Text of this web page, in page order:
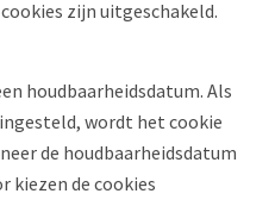
zijn uitgeschakeld.
houdbaarheidsdatum. Als
wordt het cookie
de houdbaarheidsdatum
kiezen de cookies